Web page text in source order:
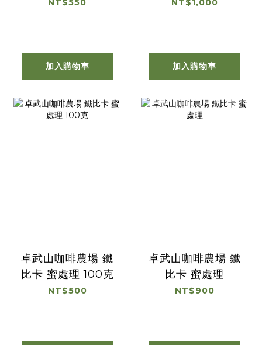
NT$550
加入購物車
NT$1,000
加入購物車
卓武山咖啡農場 鐵
比卡 蜜處理 100克
NT$500
卓武山咖啡農場 鐵
比卡 蜜處理
NT$900